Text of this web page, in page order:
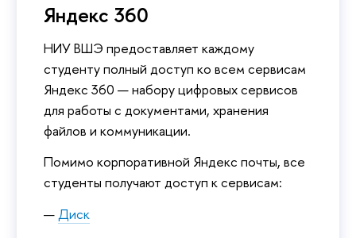
Яндекс 360
НИУ ВШЭ предоставляет каждому
студенту полный доступ ко всем сервисам
Яндекс 360 — набору цифровых сервисов
для работы с документами, хранения
файлов и коммуникации.
Помимо корпоративной Яндекс почты, все
студенты получают доступ к сервисам:
Диск